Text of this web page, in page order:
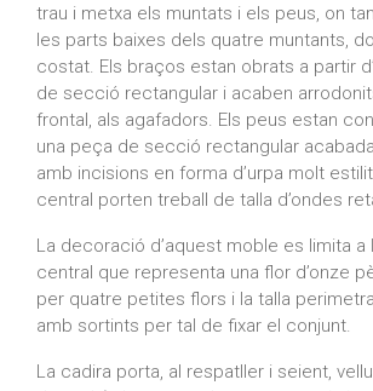
trau i metxa els muntats i els peus, on
les parts baixes dels quatre muntants,
costat. Els braços estan obrats a partir
de secció rectangular i acaben
frontal, als agafadors. Els peus estan
una peça de secció rectangular
amb incisions en forma d’urpa molt
central porten treball de talla d’ondes
La decoració d’aquest moble es limita a
central que representa una flor d’onze
per quatre petites flors i la talla
amb sortints per tal de fixar el conjunt.
La cadira porta, al respatller i seient,